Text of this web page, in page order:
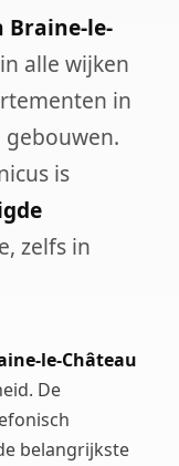
le-
alle wijken
in
is
zelfs in
le-Château
De
belangrijkste